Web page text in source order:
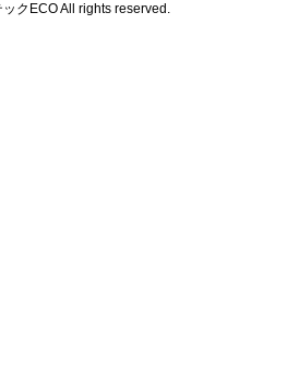
クECO All rights reserved.